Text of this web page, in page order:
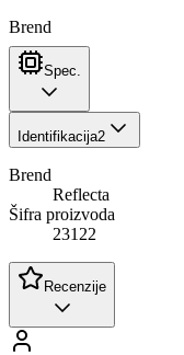
Brend
Spec.
Identifikacija2
Brend
Reflecta
Šifra proizvoda
23122
Recenzije